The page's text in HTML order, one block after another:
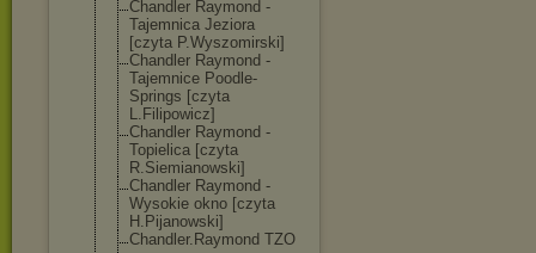
Chandler Raymond -
Tajemnica Jeziora
[czyta P.Wyszomirski]
Chandler Raymond -
Tajemnice Poodle-
Springs [czyta
L.Filipowicz]
Chandler Raymond -
Topielica [czyta
R.Siemianowski]
Chandler Raymond -
Wysokie okno [czyta
H.Pijanowski]
Chandler.Raymond TZO